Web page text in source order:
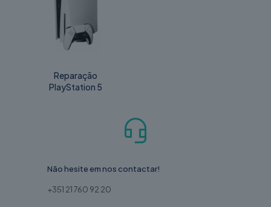
Reparação
PlayStation 5
Não hesite em nos contactar!
+351 21 760 92 20